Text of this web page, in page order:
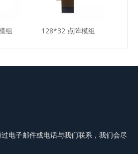
组 128*32 点阵模组
电子邮件或电话与我们联系，我们会尽